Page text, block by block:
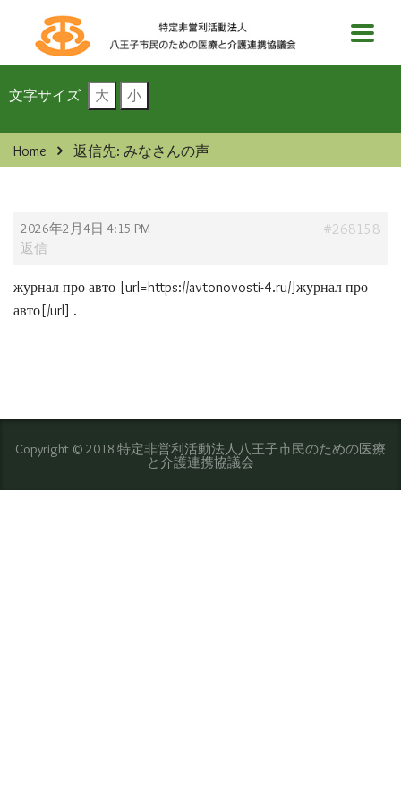
文字サイズ 大 小
Home 返信先: みなさんの声
2026年2月4日 4:15 PM #268158
返信
журнал про авто [url=https://avtonovosti-4.ru/]журнал про
авто[/url] .
Copyright © 2018 特定非営利活動法人八王子市民のための医療
と介護連携協議会